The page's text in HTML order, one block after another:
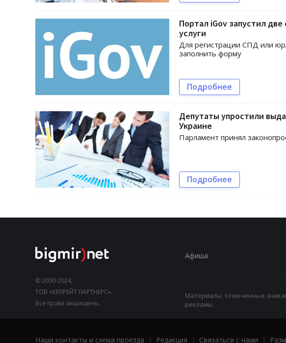
Портал iGov запустил
услуги
Для регистрации СПД или
заполнить форму
Подробнее
Депутаты упростили
Украине
Парламент принял
Подробнее
© 2000-2024,
ТОВ «КЕПРЕЙТ ПАРТНЕРС».
Все права защищены.
Афиша
Материалы, отмеченные
рекламы.
Наши контакты и схема проезда | Редакция | Связаться с нами |